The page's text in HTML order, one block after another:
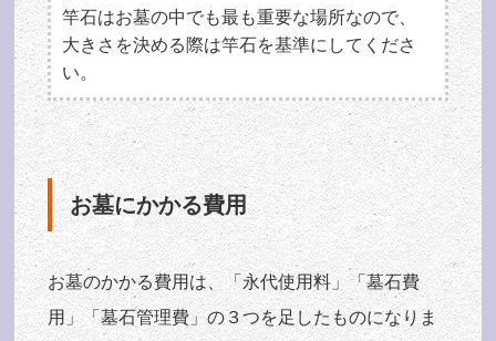
竿石はお墓の中でも最も重要な場所なので、
大きさを決める際は竿石を基準にしてくださ
い。
お墓にかかる費用
お墓のかかる費用は、「永代使用料」「墓石費
用」「墓石管理費」の３つを足したものになりま